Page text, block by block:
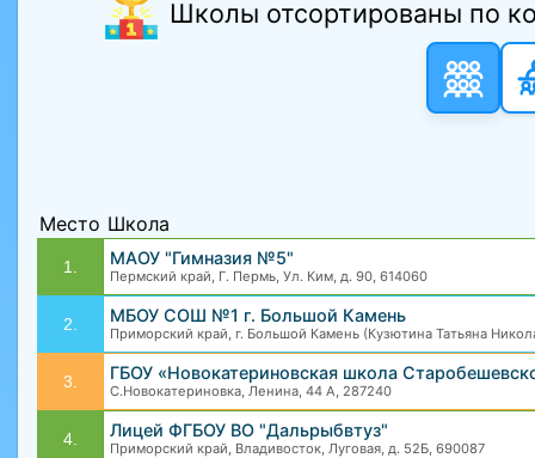
Школы отсортированы по
Место Школа
1. МАОУ "Гимназия №5"
Пермский край, Г. Пермь, Ул. Ким, д. 90, 614060
2. МБОУ СОШ №1 г. Большой Камень
Приморский край, г. Большой Камень (Кузютина Татьяна
3. ГБОУ «Новокатериновская школа
С.Новокатериновка, Ленина, 44 А, 287240
4. Лицей ФГБОУ ВО "Дальрыбвтуз"
Приморский край, Владивосток, Луговая, д. 52Б, 690087